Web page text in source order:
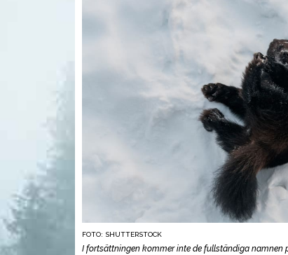
FOTO: SHUTTERSTOCK
I fortsättningen kommer inte de fullständiga namnen
UTRUSTNING